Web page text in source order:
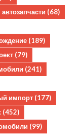
автозапчасти (68)
(189)
(79)
(241)
импорт (177)
(452)
(99)